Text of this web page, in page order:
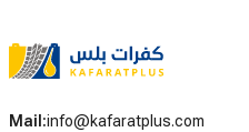
Mail :info@kafaratplus.com